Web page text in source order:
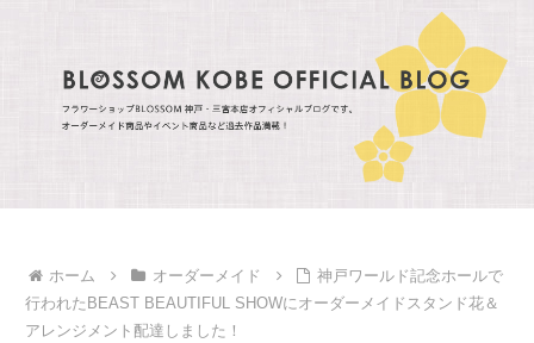
ホーム オーダーメイド
神戸ワールド記念ホールで
行われたBEAST BEAUTIFUL SHOWにオーダーメイドスタンド花＆
アレンジメント配達しました！